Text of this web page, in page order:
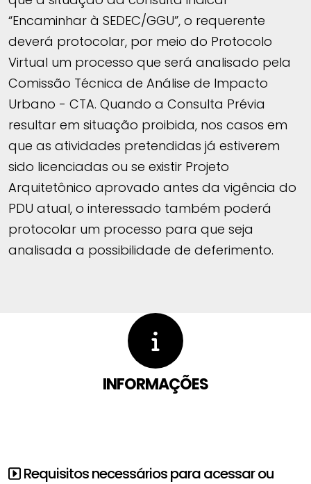
“Encaminhar à SEDEC/GGU”, o requerente
deverá protocolar, por meio do Protocolo
Virtual um processo que será analisado pela
Comissão Técnica de Análise de Impacto
Urbano - CTA. Quando a Consulta Prévia
resultar em situação proibida, nos casos em
que as atividades pretendidas já estiverem
sido licenciadas ou se existir Projeto
Arquitetônico aprovado antes da vigência do
PDU atual, o interessado também poderá
protocolar um processo para que seja
analisada a possibilidade de deferimento.
INFORMAÇÕES
Requisitos necessários para acessar ou